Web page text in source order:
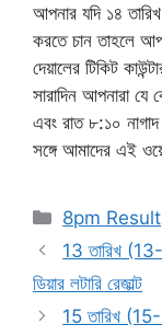
আপনার যদি ১৪
করতে চান তাহলে
দেয়ালের টিকিট
সারাদিন আপনারা
এবং রাত ৮:১০ নাগাদ
সঙ্গে আমাদের এই
Categories
8pm Result
13 তারিখ
ডিয়ার লটারি রেজাল্ট
15 তারিখ